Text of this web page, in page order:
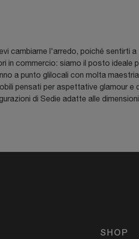
cambiarne l'arredo, poiché sentirti
in commercio: siamo il posto ideale
a punto glilocali con molta
pensati per aspettative glamour e
di Sedie adatte alle
SHOP